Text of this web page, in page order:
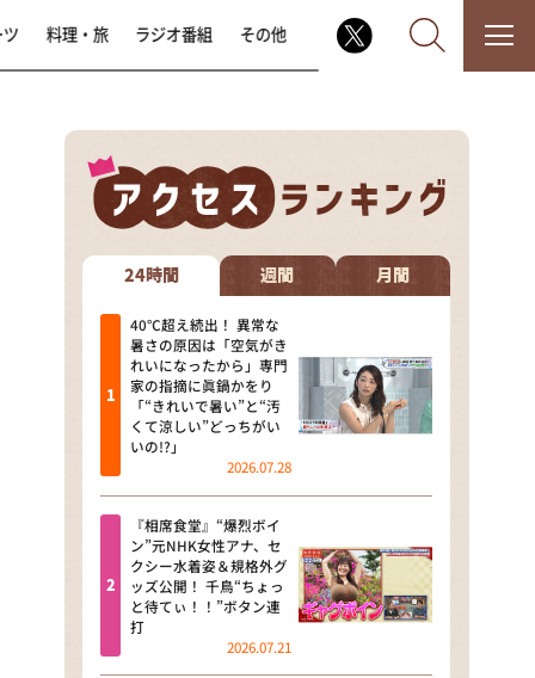
なるみ・岡村の過ぎるTV
相席食堂
これ余談なんですけど・・・
～人生密着トークバラエティ！
～ やすとものいたって真剣です
探偵！ナイトスクープ
news おかえり
河合＆A.B.C-Z塚田×福井アナ
「なんでやねん！？」（news お
かえり）
DAIGOも台所 ～きょうの献立 何
にする？～
料理・旅 ラジオ番組 その他
24時間 週間 月間
40℃超え続出！ 異常な
暑さの原因は「空気がき
れいになったから」専門
家の指摘に眞鍋かをり
「“きれいで暑い”と“汚
くて涼しい”どっちがい
いの!?」
2026.07.28
『相席食堂』“爆烈ボイ
ン”元NHK女性アナ、セ
クシー水着姿＆規格外グ
ッズ公開！ 千鳥“ちょっ
と待てぃ！！”ボタン連
打
2026.07.21